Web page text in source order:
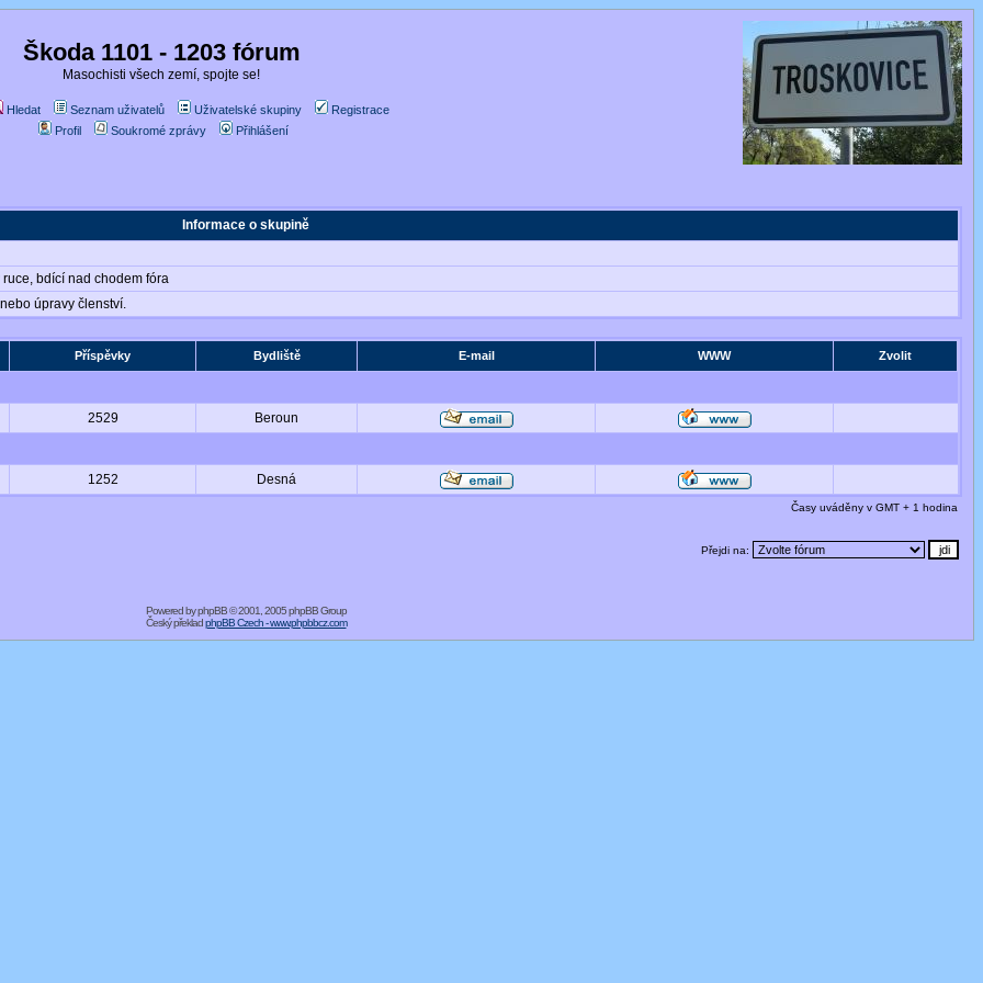
Škoda 1101 - 1203 fórum
Masochisti všech zemí, spojte se!
Hledat Seznam uživatelů Uživatelské skupiny
Registrace
Profil
Soukromé zprávy Přihlášení
Informace o skupině
bdící nad chodem fóra
úpravy členství.
Příspěvky Bydliště E-mail WWW Zvolit
2529
Beroun
1252 Desná
Časy uváděny v GMT + 1 hodina
Přejdi na:
Powered byphpBB© 2001, 2005 phpBB Group
Český překladphpBB Czech - www.phpbbcz.com